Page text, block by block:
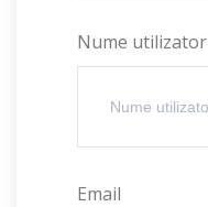
Nume utilizator
Email